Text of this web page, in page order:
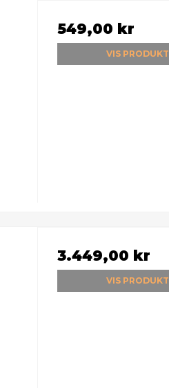
549,00 kr
VIS PRODUKT
3.449,00 kr
VIS PRODUKT